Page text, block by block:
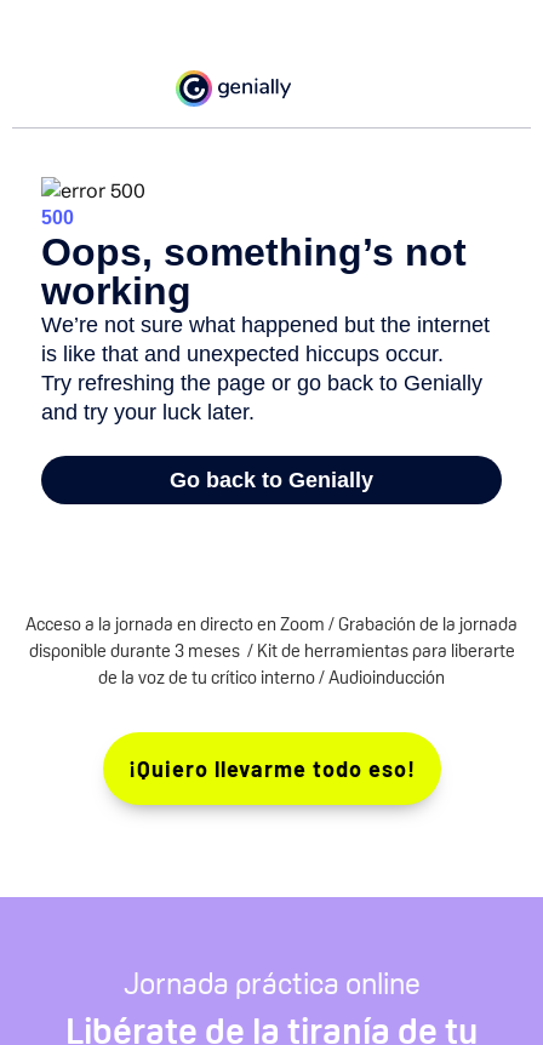
Acceso a la jornada en directo en Zoom / Grabación de la jornada
disponible durante 3 meses / Kit de herramientas para liberarte
de la voz de tu crítico interno / Audioinducción
¡Quiero llevarme todo eso!
Jornada práctica online
Libérate de la tiranía de tu